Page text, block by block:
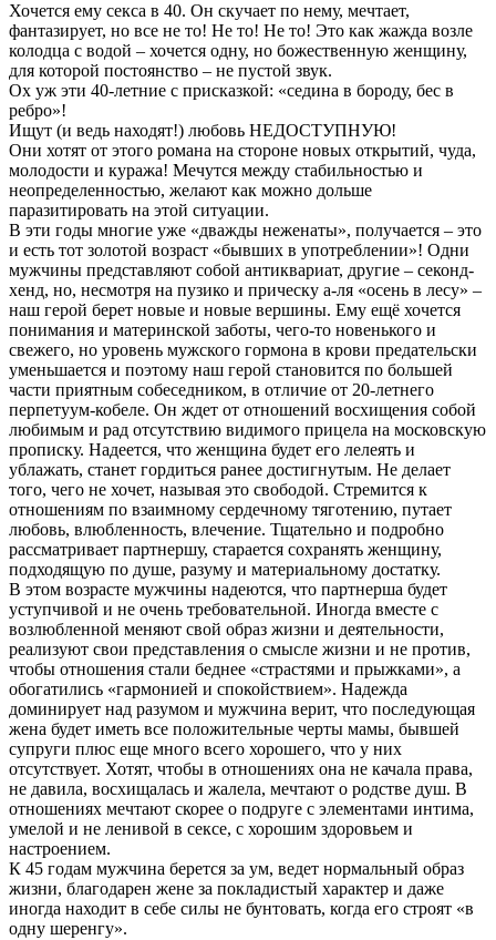
Хочется ему секса в 40. Он скучает по нему, мечтает,
фантазирует, но все не то! Не то! Не то! Это как жажда возле
колодца с водой – хочется одну, но божественную женщину,
для которой постоянство – не пустой звук.
Ох уж эти 40-летние с присказкой: «седина в бороду, бес в
ребро»!
Ищут (и ведь находят!) любовь НЕДОСТУПНУЮ!
Они хотят от этого романа на стороне новых открытий, чуда,
молодости и куража! Мечутся между стабильностью и
неопределенностью, желают как можно дольше
паразитировать на этой ситуации.
В эти годы многие уже «дважды неженаты», получается – это
и есть тот золотой возраст «бывших в употреблении»! Одни
мужчины представляют собой антиквариат, другие – секонд-
хенд, но, несмотря на пузико и прическу а-ля «осень в лесу» –
наш герой берет новые и новые вершины. Ему ещё хочется
понимания и материнской заботы, чего-то новенького и
свежего, но уровень мужского гормона в крови предательски
уменьшается и поэтому наш герой становится по большей
части приятным собеседником, в отличие от 20-летнего
перпетуум-кобеле. Он ждет от отношений восхищения собой
любимым и рад отсутствию видимого прицела на московскую
прописку. Надеется, что женщина будет его лелеять и
ублажать, станет гордиться ранее достигнутым. Не делает
того, чего не хочет, называя это свободой. Стремится к
отношениям по взаимному сердечному тяготению, путает
любовь, влюбленность, влечение. Тщательно и подробно
рассматривает партнершу, старается сохранять женщину,
подходящую по душе, разуму и материальному достатку.
В этом возрасте мужчины надеются, что партнерша будет
уступчивой и не очень требовательной. Иногда вместе с
возлюбленной меняют свой образ жизни и деятельности,
реализуют свои представления о смысле жизни и не против,
чтобы отношения стали беднее «страстями и прыжками», а
обогатились «гармонией и спокойствием». Надежда
доминирует над разумом и мужчина верит, что последующая
жена будет иметь все положительные черты мамы, бывшей
супруги плюс еще много всего хорошего, что у них
отсутствует. Хотят, чтобы в отношениях она не качала права,
не давила, восхищалась и жалела, мечтают о родстве душ. В
отношениях мечтают скорее о подруге с элементами интима,
умелой и не ленивой в сексе, с хорошим здоровьем и
настроением.
К 45 годам мужчина берется за ум, ведет нормальный образ
жизни, благодарен жене за покладистый характер и даже
иногда находит в себе силы не бунтовать, когда его строят «в
одну шеренгу».